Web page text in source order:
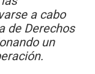
a cabo
de Derechos
un